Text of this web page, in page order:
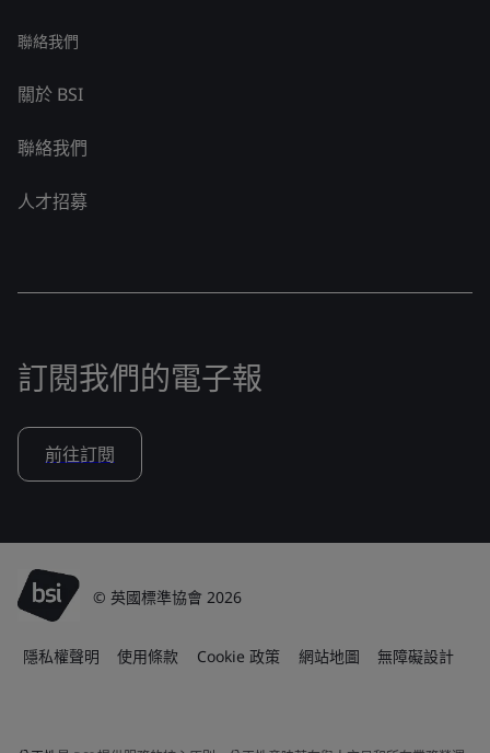
聯絡我們
關於 BSI
聯絡我們
人才招募
訂閱我們的電子報
前往訂閱
© 英國標準協會 2026
隱私權聲明 使用條款 Cookie 政策 網站地圖 無障礙設計